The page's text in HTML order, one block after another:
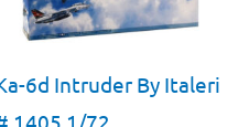
6d Intruder By Italeri